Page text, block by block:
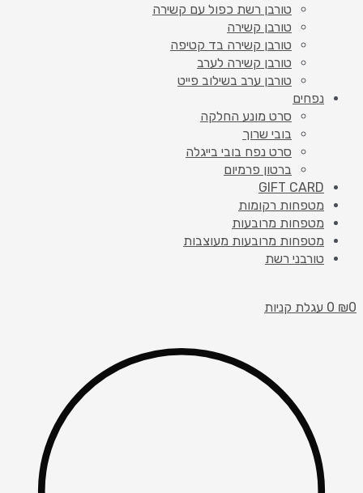
טורבן רשת כפול עם קשירה
טורבן קשירה
טורבן קשירה בד קטיפה
טורבן קשירה לערב
טורבן ערב בשילוב פייט
נפחים
סרט מונע החלקה
בובי שרוך
סרט נפח בובי בייגלה
ברטון פרמיום
GIFT CARD
מטפחות רקומות
מטפחות מרובעות
מטפחות מרובעות מעוצבות
טורבני רשת
₪0
0 עגלת קניות